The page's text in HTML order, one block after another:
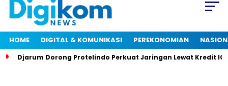
HOME DIGITAL & KOMUNIKASI PEREKONOMIAN
Djarum Dorong Protelindo Perkuat Jaringan Lewat Kredit